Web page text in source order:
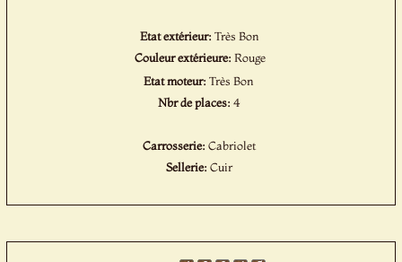
Etat extérieur:Très Bon
Couleur extérieure: Rouge
Etat moteur:Très Bon
Nbr de places: 4
Carrosserie: Cabriolet
Sellerie: Cuir